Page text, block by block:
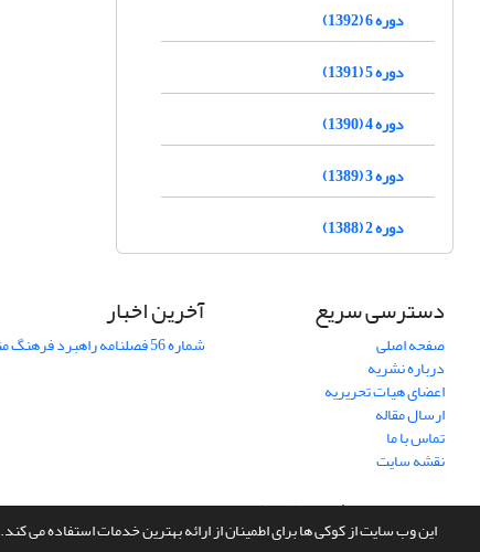
این وب سایت از کوکی ها برای اطمینان از ارائه بهترین خدمات استفاده می کند.
دوره 6 (1392)
دوره 5 (1391)
دوره 4 (1390)
دوره 3 (1389)
دوره 2 (1388)
دسترسی سریع
صفحه اصلی
درباره نشریه
اعضای هیات تحریریه
ارسال مقاله
تماس با ما
نقشه سایت
آخرین اخبار
شماره 56 فصلنامه راهبرد فرهنگ منتشر شد
سامانه مدیریت نشریات علمی.طراحی و پیاده سازی ازسیناوب